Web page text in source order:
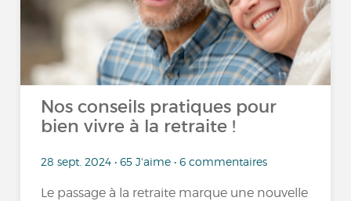
Nos conseils pratiques pour
bien vivre à la retraite !
28 sept. 2024 • 65 J'aime • 6 commentaires
Le passage à la retraite marque une nouvelle